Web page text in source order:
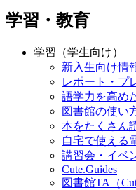
学習・教育
学習（学生向け）
新入生向け情
レポート・プ
語学力を高め
図書館の使い
本をたくさん
自宅で使える
講習会・イベ
Cute.Guides
図書館TA（